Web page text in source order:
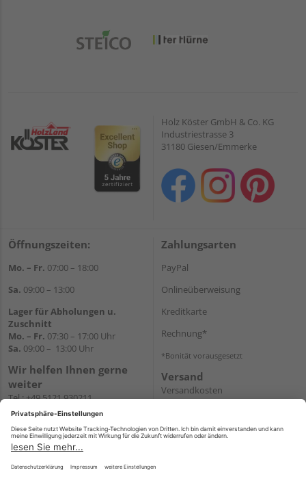
Holz Köster GmbH & Co. KG
Industriestrasse 3
31180 Giesen/Emmerke
Öffnungszeiten:
Mo. – Fr. 07:00 – 18:00
Sa. 09:00 – 13:00
Lager für Abholungen u.
Zuschnitt
Mo. – Fr. 07:30 – 17:00 Uhr
Sa. 09:00 – 13:00 Uhr
Wir helfen Ihnen gerne
weiter
Tel.:+49 5121 930211
E-Mail:holzlandshop@holzland-
Newsletter
Zahlungsarten
PayPal
Onlineüberweisung
Kreditkarte
Rechnung*
*Bonität vorausgesetzt
Versand
Versandkosten